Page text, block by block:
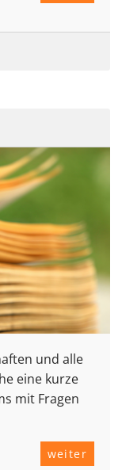
und alle
eine kurze
mit Fragen
weiter